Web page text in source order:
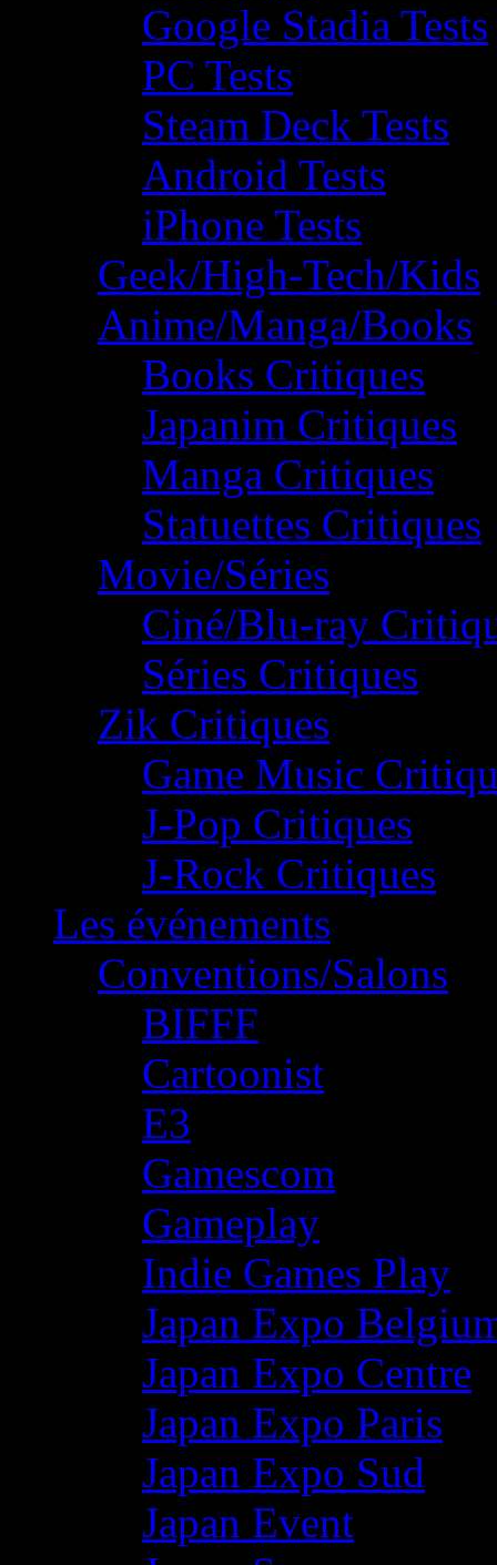
Google Stadia Tests
PC Tests
Steam Deck Tests
Android Tests
iPhone Tests
Geek/High-Tech/Kids
Anime/Manga/Books
Books Critiques
Japanim Critiques
Manga Critiques
Statuettes Critiques
Movie/Séries
Ciné/Blu-ray
Séries Critiques
Zik Critiques
Game Music
J-Pop Critiques
J-Rock Critiques
Les événements
Conventions/Salons
BIFFF
Cartoonist
E3
Gamescom
Gameplay
Indie Games Play
Japan Expo
Japan Expo Centre
Japan Expo Paris
Japan Expo Sud
Japan Event